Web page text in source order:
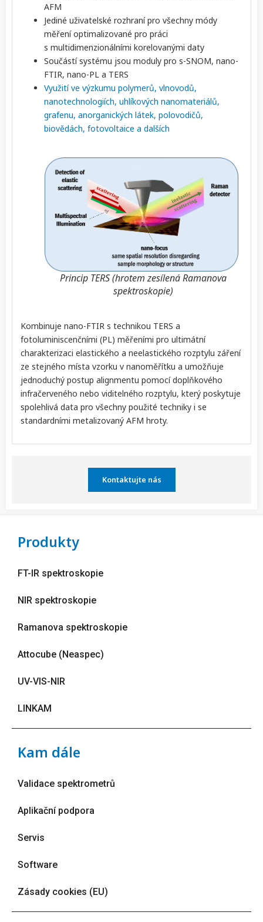
AFM
Jediné uživatelské rozhraní pro všechny módy
měření optimalizované pro práci
s multidimenzionálními korelovanými daty
Součástí systému jsou moduly pro s-SNOM, nano-
FTIR, nano-PL a TERS
Využití ve výzkumu polymerů, vlnovodů,
nanotechnologiích, uhlíkových nanomateriálů,
grafenu, anorganických látek, polovodičů,
biovědách, fotovoltaice a dalších
Princip TERS (hrotem zesílená Ramanova
spektroskopie)
Kombinuje nano-FTIR s technikou TERS a
fotoluminiscenčními (PL) měřeními pro ultimátní
charakterizaci elastického a neelastického rozptylu záření
ze stejného místa vzorku v nanoměřítku a umožňuje
jednoduchý postup alignmentu pomocí doplňkového
infračerveného nebo viditelného rozptylu, který poskytuje
spolehlivá data pro všechny použité techniky i se
standardními metalizovaný AFM hroty.
Kontaktujte nás
Produkty
FT-IR spektroskopie
NIR spektroskopie
Ramanova spektroskopie
Attocube (Neaspec)
UV-VIS-NIR
LINKAM
Kam dále
Validace spektrometrů
Aplikační podpora
Servis
Software
Zásady cookies (EU)